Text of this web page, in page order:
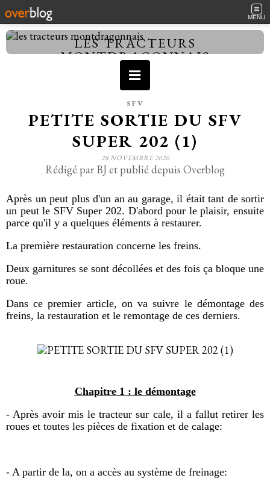
MENU
LES TRACTEURS
MONTDRAGONNAIS
SFV
PETITE SORTIE DU SFV
SUPER 202 (1)
28 NOVEMBRE 2020
Rédigé par BJ et publié depuis Overblog
Après un peut plus d'un an au garage, il était tant de sortir
un peut le SFV Super 202. D'abord pour le plaisir, ensuite
parce qu'il y a quelques éléments à restaurer.
La première restauration concerne les freins.
Deux garnitures se sont décollées et des fois ça bloque une
roue.
Dans ce premier article, on va suivre le démontage des
freins, la restauration et le remontage de ces derniers.
Chapitre 1 : le démontage
- Après avoir mis le tracteur sur cale, il a fallut retirer les
roues et toutes les pièces de fixation et de calage:
- A partir de la, on a accès au système de freinage: